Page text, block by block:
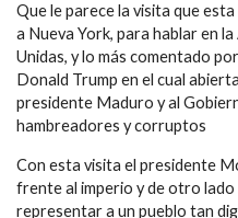
Que le parece la visita que
a Nueva York, para hablar en
Unidas, y lo más comentado
Donald Trump en el cual
presidente Maduro y al
hambreadores y corruptos
Con esta visita el presidente
frente al imperio y de otro
representar a un pueblo tan